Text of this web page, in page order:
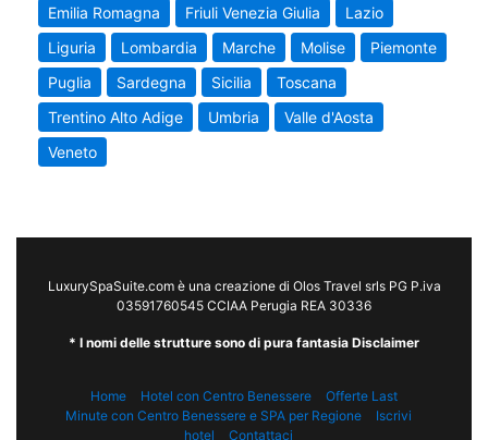
Emilia Romagna
Friuli Venezia Giulia
Lazio
Liguria
Lombardia Marche Molise
Piemonte
Puglia
Sardegna Sicilia
Toscana
Trentino Alto Adige
Umbria
Valle d'Aosta
Veneto
LuxurySpaSuite.com è una creazione di Olos Travel srls PG P.iva
03591760545 CCIAA Perugia REA 30336
* I nomi delle strutture sono di pura fantasia Disclaimer
Home Hotel con Centro Benessere
Offerte Last
Minute con Centro Benessere e SPA per Regione
Iscrivi
hotel
Contattaci